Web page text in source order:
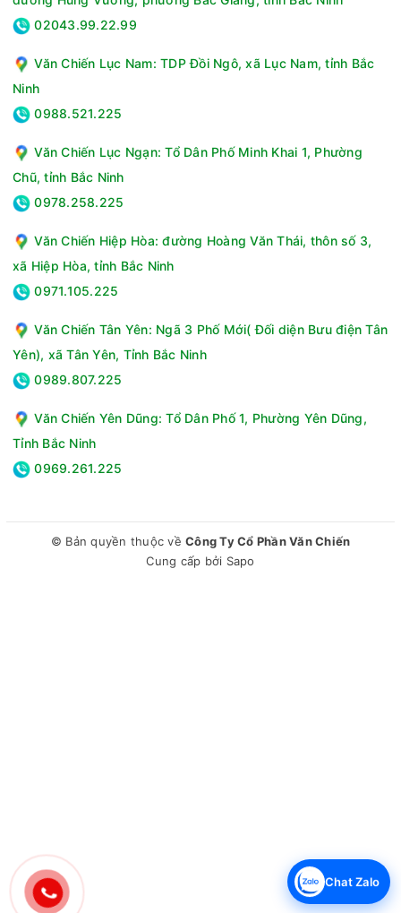
02043.99.22.99
Văn Chiến Lục Nam: TDP Đồi Ngô, xã Lục Nam, tỉnh Bắc
Ninh
0988.521.225
Văn Chiến Lục Ngạn: Tổ Dân Phố Minh Khai 1, Phường
Chũ, tỉnh Bắc Ninh
0978.258.225
Văn Chiến Hiệp Hòa: đường Hoàng Văn Thái, thôn số 3,
xã Hiệp Hòa, tỉnh Bắc Ninh
0971.105.225
Văn Chiến Tân Yên: Ngã 3 Phố Mới( Đối diện Bưu điện Tân
Yên), xã Tân Yên, Tỉnh Bắc Ninh
0989.807.225
Văn Chiến Yên Dũng: Tổ Dân Phố 1, Phường Yên Dũng,
Tỉnh Bắc Ninh
0969.261.225
© Bản quyền thuộc về Công Ty Cổ Phần Văn Chiến
Cung cấp bởi Sapo
Chat Zalo